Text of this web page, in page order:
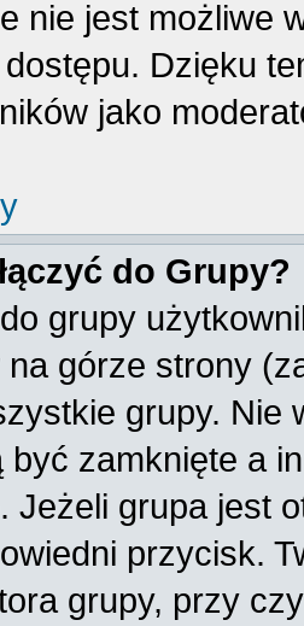
nie jest możliwe
dostępu. Dzięku
jako
do Grupy?
grupy
górze strony
grupy. Nie
być zamknięte a
Jeżeli grupa jest
przycisk.
grupy, przy